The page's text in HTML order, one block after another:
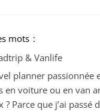
mots
& Vanlife
planner passionnée
en voiture ou en van
Parce que j’ai passé